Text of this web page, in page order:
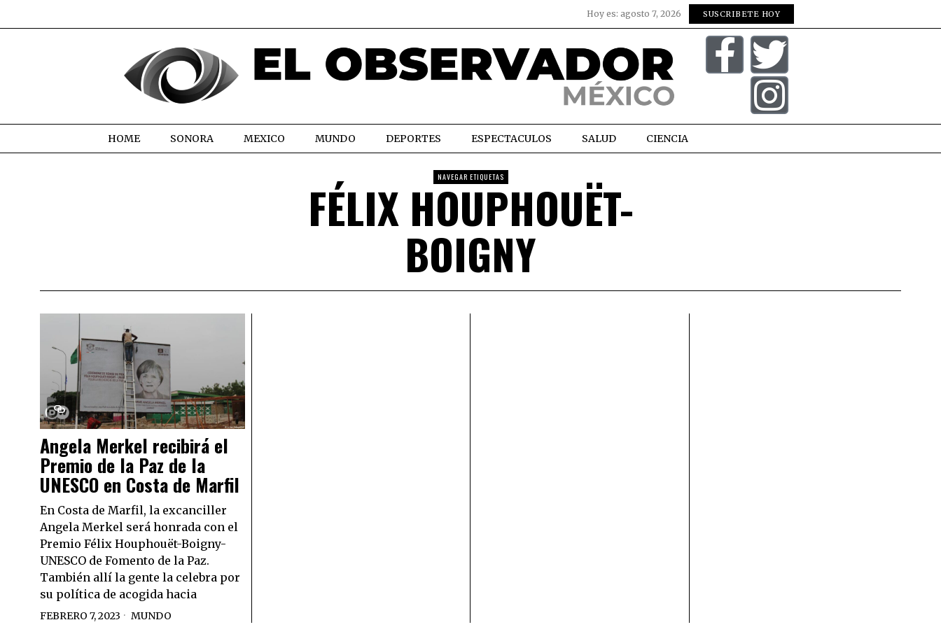
Hoy es: agosto 7, 2026 SUSCRIBETE HOY
HOME SONORA MEXICO MUNDO DEPORTES ESPECTACULOS SALUD CIENCIA
NAVEGAR ETIQUETAS
FÉLIX HOUPHOUËT-
BOIGNY
Angela Merkel recibirá el
Premio de la Paz de la
UNESCO en Costa de Marfil
En Costa de Marfil, la excanciller
Angela Merkel será honrada con el
Premio Félix Houphouët-Boigny-
UNESCO de Fomento de la Paz.
También allí la gente la celebra por
su política de acogida hacia
FEBRERO 7, 2023 MUNDO